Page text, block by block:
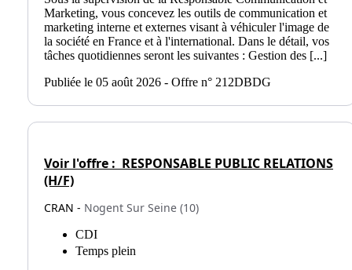
Marketing, vous concevez les outils de communication et
marketing interne et externes visant à véhiculer l'image de
la société en France et à l'international. Dans le détail, vos
tâches quotidiennes seront les suivantes : Gestion des [...]
Publiée le 05 août 2026 - Offre n° 212DBDG
Voir l'offre : RESPONSABLE PUBLIC RELATIONS
(H/F)
CRAN - Nogent Sur Seine (10)
CDI
Temps plein